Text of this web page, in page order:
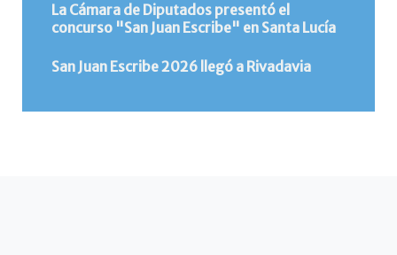
La Cámara de Diputados presentó el
concurso "San Juan Escribe" en Santa Lucía
San Juan Escribe 2026 llegó a Rivadavia